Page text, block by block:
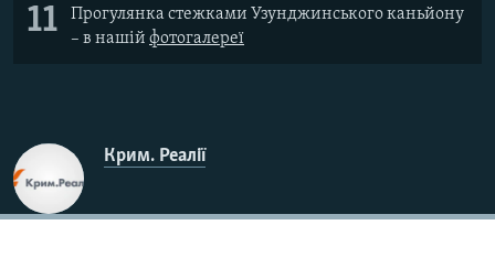
11
Прогулянка стежками Узунджинського каньйону
– в нашій фотогалереї
Крим. Реалії